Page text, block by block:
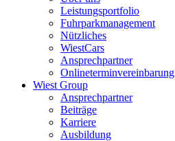
Leistungsportfolio
Fuhrparkmanagement
Nützliches
WiestCars
Ansprechpartner
Onlineterminvereinbarung
Wiest Group
Ansprechpartner
Beiträge
Karriere
Ausbildung